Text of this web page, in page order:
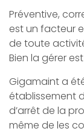
Préventive,
est un facteur
de toute
Bien la gérer
Gigamaint a
établissement
d’arrêt de la
même de les